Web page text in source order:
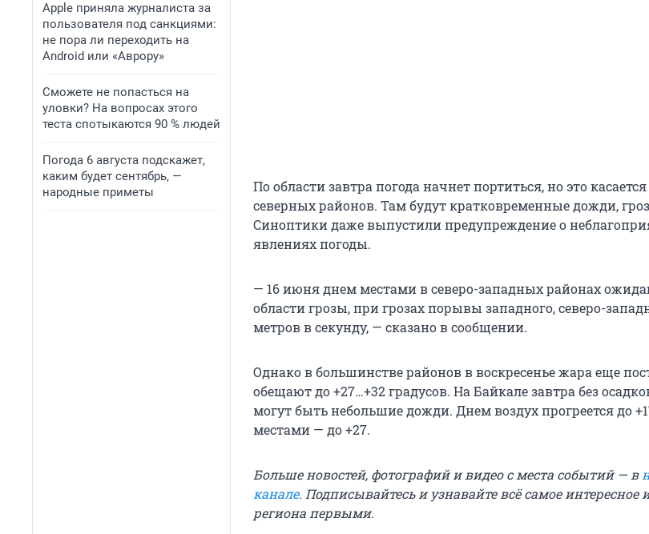
Apple приняла журналиста за
пользователя под санкциями:
не пора ли переходить на
Android или «Аврору»
Сможете не попасться на
уловки? На вопросах этого
теста спотыкаются 90 % людей
Погода 6 августа подскажет,
каким будет сентябрь, —
народные приметы
По области завтра погода начнет портиться, но это
северных районов. Там будут кратковременные дожди,
Синоптики даже выпустили предупреждение о
явлениях погоды.
— 16 июня днем местами в северо-западных районах
области грозы, при грозах порывы западного, северо-
метров в секунду, — сказано в сообщении.
Однако в большинстве районов в воскресенье жара еще
обещают до +27…+32 градусов. На Байкале завтра без
могут быть небольшие дожди. Днем воздух прогреется до
местами — до +27.
Больше новостей, фотографий и видео с места событий — в
канале. Подписывайтесь и узнавайте всё самое
региона первыми.